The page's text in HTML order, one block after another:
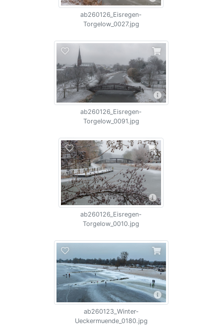
ab260126_Eisregen-
Torgelow_0027.jpg
ab260126_Eisregen-
Torgelow_0091.jpg
ab260126_Eisregen-
Torgelow_0010.jpg
ab260123_Winter-
Ueckermuende_0180.jpg